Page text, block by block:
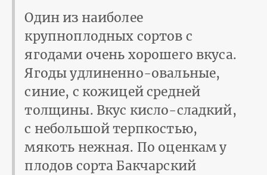
Один из наиболее
крупноплодных сортов с
ягодами очень хорошего вкуса.
Ягоды удлиненно-овальные,
синие, с кожицей средней
толщины. Вкус кисло-сладкий,
с небольшой терпкостью,
мякоть нежная. По оценкам у
плодов сорта Бакчарский